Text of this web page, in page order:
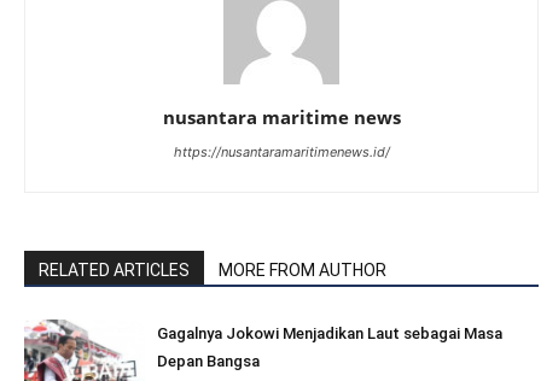
nusantara maritime news
https://nusantaramaritimenews.id/
RELATED ARTICLES MORE FROM AUTHOR
Gagalnya Jokowi Menjadikan Laut sebagai Masa
Depan Bangsa